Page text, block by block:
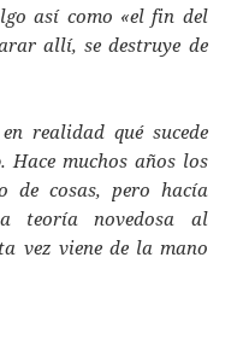
así como «el fin del
allí, se destruye de
realidad qué sucede
. Hace muchos años los
de cosas, pero hacía
teoría novedosa al
vez viene de la mano